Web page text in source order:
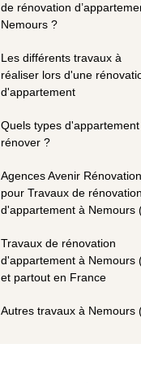
de rénovation
Nemours ?
Les différents travaux à
réaliser lors d'une
d'appartement
Quels types d'appartement
rénover ?
Agences Avenir
pour Travaux de rénovation
d'appartement à Nemours
Travaux de rénovation
d'appartement à Nemours
et partout en France
Autres travaux à Nemours